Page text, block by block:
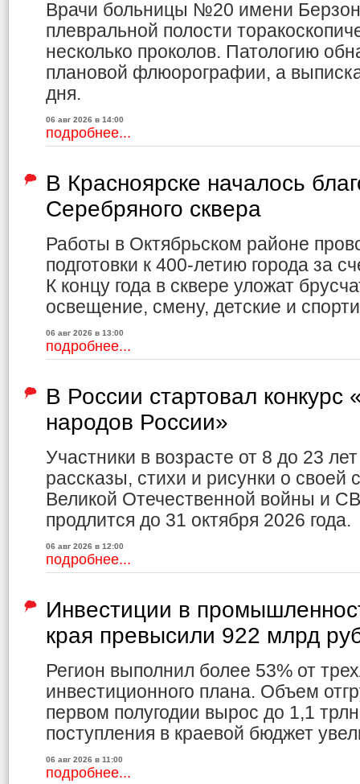
Врачи больницы №20 имени
плевральной полости
несколько проколов. Патологию
плановой флюорографии, а
дня.
06 авг 2026 в 14:00
подробнее...
В Красноярске началось
Серебряного сквера
Работы в Октябрьском районе
подготовки к 400-летию города за
К концу года в сквере уложат
освещение, смену, детские и
06 авг 2026 в 13:00
подробнее...
В России стартовал
народов России»
Участники в возрасте от 8 до 23
рассказы, стихи и рисунки о своей
Великой Отечественной войны и
продлится до 31 октября 2026 года.
06 авг 2026 в 12:00
подробнее...
Инвестиции в
края превысили 922 млрд
Регион выполнил более 53% от
инвестиционного плана. Объем
первом полугодии вырос до 1,1
поступления в краевой бюджет
06 авг 2026 в 11:00
подробнее...